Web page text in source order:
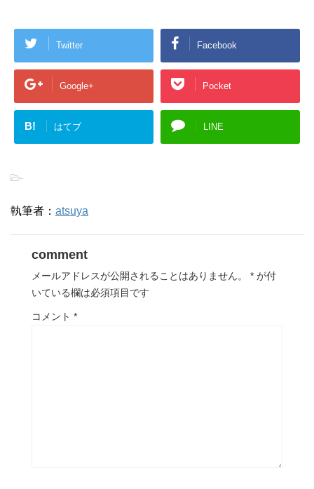
Twitter Facebook
Google+ Pocket
B! はてブ LINE
-
執筆者： atsuya
comment
メールアドレスが公開されることはありません。 * が付
いている欄は必須項目です
コメント *